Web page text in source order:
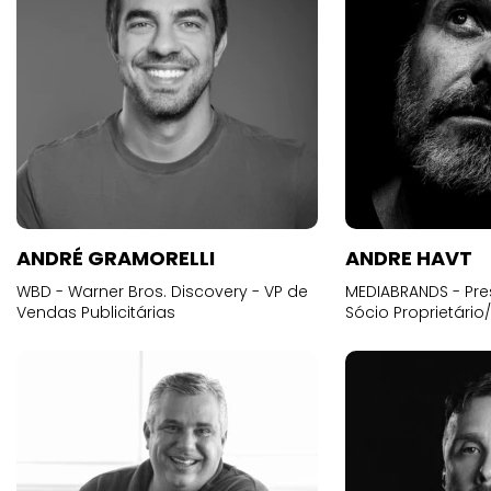
ANDRÉ GRAMORELLI
WBD - Warner Bros. Discovery - VP de
Vendas Publicitárias
ANDRE HAVT
MEDIABRANDS -
Sócio